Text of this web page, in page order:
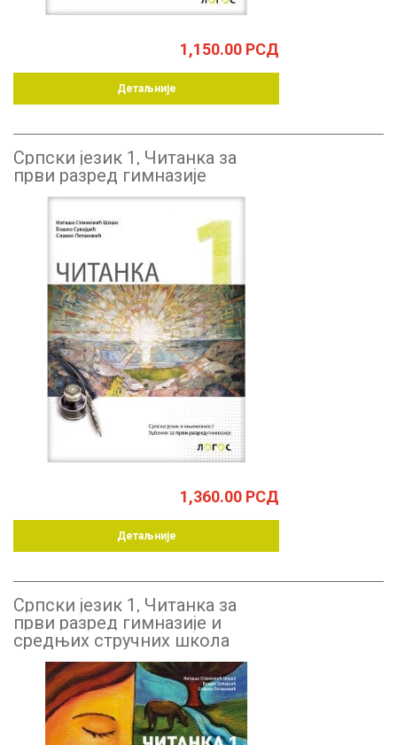
1,150.00 РСД
Детаљније
Српски језик 1, Читанка за
први разред гимназије
1,360.00 РСД
Детаљније
Српски језик 1, Читанка за
први разред гимназије и
средњих стручних школа